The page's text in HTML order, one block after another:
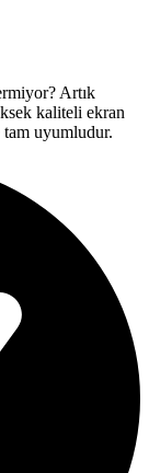
Artık
kaliteli ekran
uyumludur.